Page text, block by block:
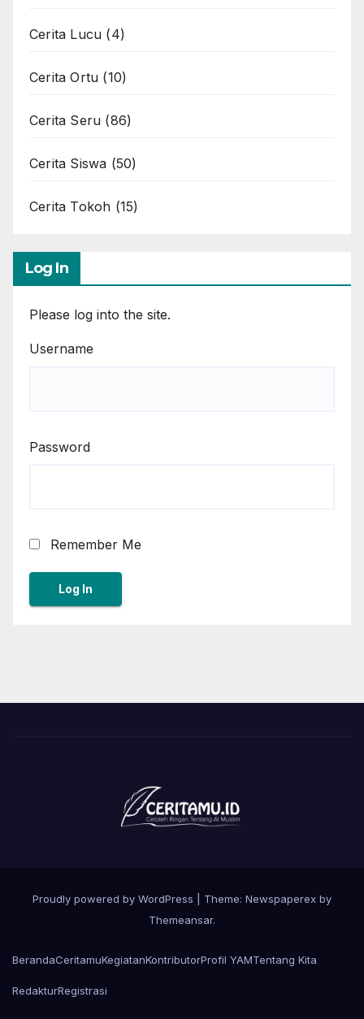
Cerita Lucu (4)
Cerita Ortu (10)
Cerita Seru (86)
Cerita Siswa (50)
Cerita Tokoh (15)
Log In
Please log into the site.
Username
Password
Remember Me
Proudly powered by WordPress
Theme: Newspaperex by
Themeansar.
BerandaCeritamuKegiatanKontributorProfil YAMTentang Kita
RedakturRegistrasi